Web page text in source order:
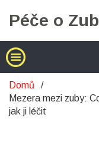
Domů
Mezera mezi zuby:
jak ji léčit